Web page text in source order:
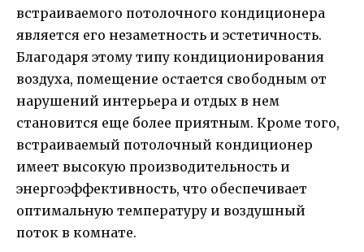
встраиваемого потолочного кондиционера
является его незаметность и эстетичность.
Благодаря этому типу кондиционирования
воздуха, помещение остается свободным от
нарушений интерьера и отдых в нем
становится еще более приятным. Кроме того,
встраиваемый потолочный кондиционер
имеет высокую производительность и
энергоэффективность, что обеспечивает
оптимальную температуру и воздушный
поток в комнате.